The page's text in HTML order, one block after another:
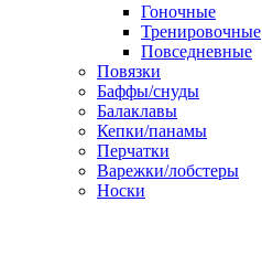
Гоночные
Тренировочные
Повседневные
Повязки
Баффы/снуды
Балаклавы
Кепки/панамы
Перчатки
Варежки/лобстеры
Носки